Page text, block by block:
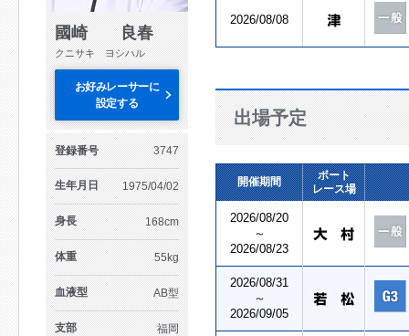
國崎 良春
クニサキ ヨシハル
お好みレーサーに
設定する
登録番号 3747
生年月日 1975/04/02
身長 168cm
体重 55kg
血液型 AB型
支部 福岡
2026/08/08
出場予定
開催期間
ボート
レース場
2026/08/20
～
2026/08/23
2026/08/31
～
2026/09/05